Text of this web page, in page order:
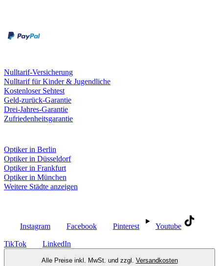
Nulltarif-Versicherung
Nulltarif für Kinder & Jugendliche
Kostenloser Sehtest
Geld-zurück-Garantie
Drei-Jahres-Garantie
Zufriedenheitsgarantie
Optiker in Berlin
Optiker in Düsseldorf
Optiker in Frankfurt
Optiker in München
Weitere Städte anzeigen
Instagram Facebook Pinterest Youtube
TikTok LinkedIn
Alle Preise inkl. MwSt. und zzgl. Versandkosten